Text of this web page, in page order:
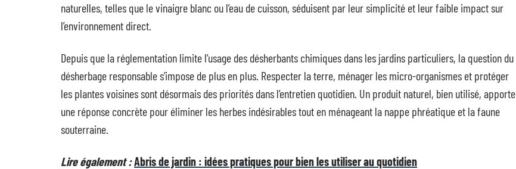
naturelles, telles que le vinaigre blanc ou l’eau de cuisson, séduisent par leur simplicité et leur faible impact sur
l’environnement direct.
Depuis que la réglementation limite l’usage des désherbants chimiques dans les jardins particuliers, la question du
désherbage responsable s’impose de plus en plus. Respecter la terre, ménager les micro-organismes et protéger
les plantes voisines sont désormais des priorités dans l’entretien quotidien. Un produit naturel, bien utilisé, apporte
une réponse concrète pour éliminer les herbes indésirables tout en ménageant la nappe phréatique et la faune
souterraine.
Lire également :Abris de jardin : idées pratiques pour bien les utiliser au quotidien